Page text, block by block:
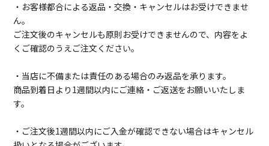
・お客様都合による返品・交換・キャンセルはお受けできませ
ん。
ご注文後のキャンセルも原則お受けできませんので、内容をよ
くご確認のうえご注文ください。
・当店に不備または責任のある場合のみ返品を承ります。
商品到着日より1週間以内にご連絡・ご返送をお願いいたしま
す。
・ご注文後1週間以内にご入金が確認できない場合はキャンセル